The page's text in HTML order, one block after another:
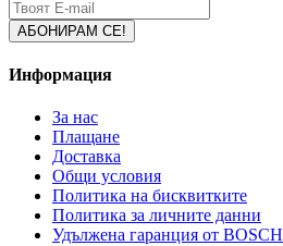
Информация
За нас
Плащане
Доставка
Общи условия
Политика на бисквитките
Политика за личните данни
Удължена гаранция от BOSCH